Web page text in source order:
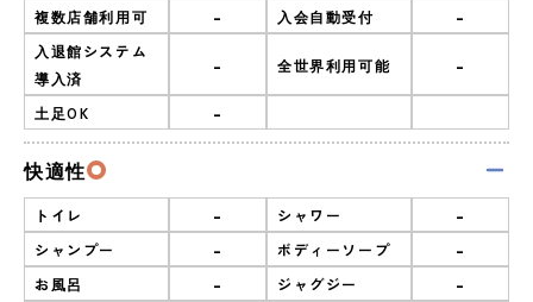
複数店舗利用可 - 入会自動受付 -
入退館システム
導入済
- 全世界利用可能 -
土足OK -
快適性
トイレ - シャワー -
シャンプー - ボディーソープ -
お風呂 - ジャグジー -